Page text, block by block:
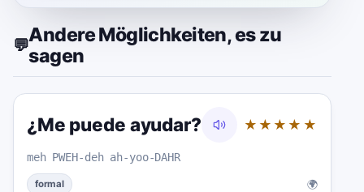
💬Andere Möglichkeiten, es zu
sagen
¿Me puede ayudar? ★★★★★
meh PWEH-deh ah-yoo-DAHR
formal 🌍